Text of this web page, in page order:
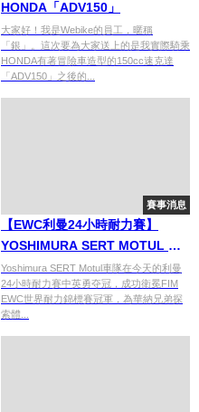
HONDA「ADV150」
大家好！我是Webike的員工，暱稱
「銀」。這次要為大家送上的是我實際騎乘
HONDA有著冒險車造型的150cc速克達
「ADV150」之後的...
賽事消息
【EWC利曼24小時耐力賽】
YOSHIMURA SERT MOTUL 逆
襲奪冠，開啟EWC精彩賽季
Yoshimura SERT Motul車隊在今天的利曼
24小時耐力賽中英勇夺冠，成功衛冕FIM
EWC世界耐力錦標賽冠軍，為華納兄弟探
索體...